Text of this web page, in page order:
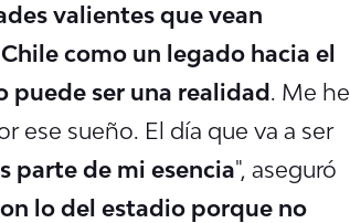
valientes que vean
como un legado hacia el
puede ser una realidad. Me he
ese sueño. El día que va a ser
parte de mi esencia", aseguró
lo del estadio porque no